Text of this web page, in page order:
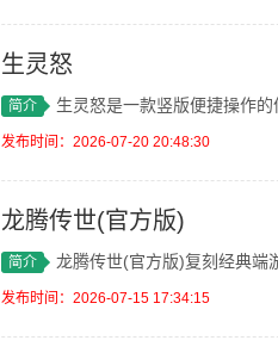
生灵怒
简介 生灵怒是一款竖版便捷操作的仙
发布时间：2026-07-20 20:48:30
龙腾传世(官方版)
简介 龙腾传世(官方版)复刻经典端游传
发布时间：2026-07-15 17:34:15